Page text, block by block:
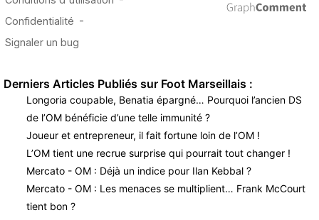
Derniers Articles Publiés sur Foot Marseillais :
Longoria coupable, Benatia épargné… Pourquoi l’ancien DS
de l’OM bénéficie d’une telle immunité ?
Joueur et entrepreneur, il fait fortune loin de l’OM !
L’OM tient une recrue surprise qui pourrait tout changer !
Mercato - OM : Déjà un indice pour Ilan Kebbal ?
Mercato - OM : Les menaces se multiplient… Frank McCourt
tient bon ?